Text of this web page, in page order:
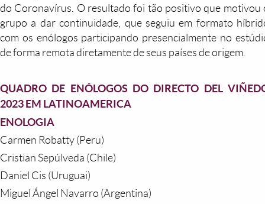
do Coronavírus. O resultado foi tão positivo que motivou
grupo a dar continuidade, que seguiu em formato
com os enólogos participando presencialmente no
de forma remota diretamente de seus países de origem.
QUADRO DE ENÓLOGOS DO DIRECTO DEL
2023 EM LATINOAMERICA
ENOLOGIA
Carmen Robatty (Peru)
Cristian Sepúlveda (Chile)
Daniel Cis (Uruguai)
Miguel Ángel Navarro (Argentina)